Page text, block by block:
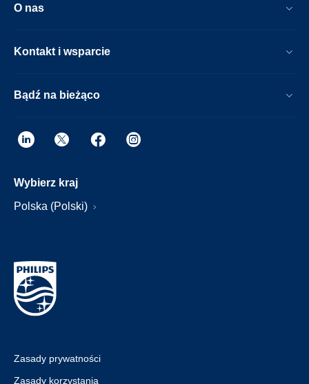
O nas
Kontakt i wsparcie
Bądź na bieżąco
Wybierz kraj
Polska (Polski)
Zasady prywatności
Zasady korzystania